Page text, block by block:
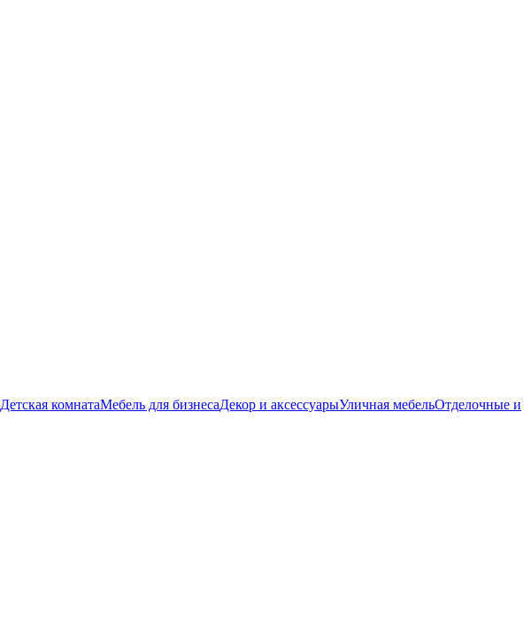
Детская комнатаМебель для бизнесаДекор и аксессуарыУличная мебельОтделочные и